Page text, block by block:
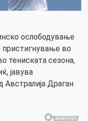
ослободување
пристигнување во
тениската сезона,
јавува
Австралија Драган